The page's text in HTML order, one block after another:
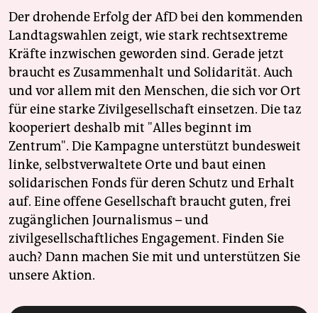
Der drohende Erfolg der AfD bei den kommenden
Landtagswahlen zeigt, wie stark rechtsextreme
Kräfte inzwischen geworden sind. Gerade jetzt
braucht es Zusammenhalt und Solidarität. Auch
und vor allem mit den Menschen, die sich vor Ort
für eine starke Zivilgesellschaft einsetzen. Die taz
kooperiert deshalb mit "Alles beginnt im
Zentrum". Die Kampagne unterstützt bundesweit
linke, selbstverwaltete Orte und baut einen
solidarischen Fonds für deren Schutz und Erhalt
auf. Eine offene Gesellschaft braucht guten, frei
zugänglichen Journalismus – und
zivilgesellschaftliches Engagement. Finden Sie
auch? Dann machen Sie mit und unterstützen Sie
unsere Aktion.